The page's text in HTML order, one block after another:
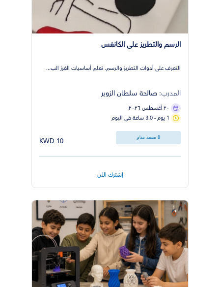
الرسم والتطريز على الكانفس
التعرف على أدوات التطريز والرسم. تعلم أساسيات الغرز الب...
المدرب: صالحة سلطان الزوير
٢٠ أغسطس ٢٠٢٦
1 يوم - 3.0 ساعة في اليوم
8 مقعد متاح 10 KWD
إشترك الأن